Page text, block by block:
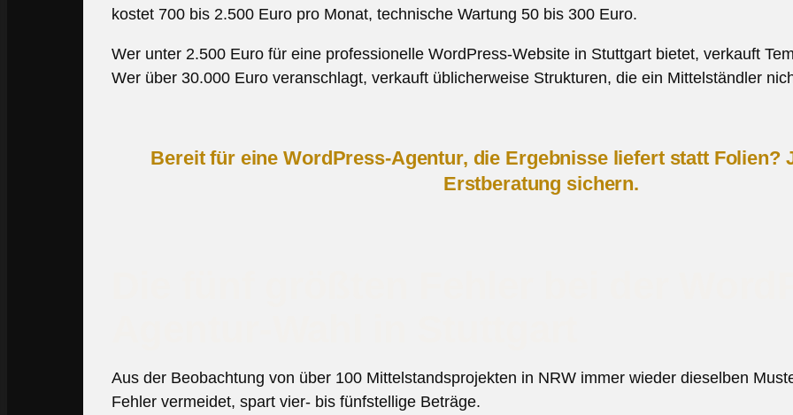
kostet 700 bis 2.500 Euro pro Monat, technische Wartung 50 bis 300 Euro.
Wer unter 2.500 Euro für eine professionelle WordPress-Website in Stuttgart bietet, verkauft
Wer über 30.000 Euro veranschlagt, verkauft üblicherweise Strukturen, die ein Mittelständler
Bereit für eine WordPress-Agentur, die Ergebnisse liefert statt Folien?
Erstberatung sichern.
Aus der Beobachtung von über 100 Mittelstandsprojekten in NRW immer wieder dieselben
Fehler vermeidet, spart vier- bis fünfstellige Beträge.